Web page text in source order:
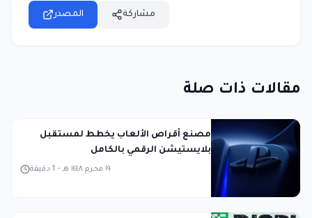
المصدر مشاركة
مقالات ذات صلة
مصنع أقراص الألعاب يخطط لمستقبل
بلايستيشن الرقمي بالكامل
1 دقيقة - ١٩ محرم ١٤٤٨ هـ